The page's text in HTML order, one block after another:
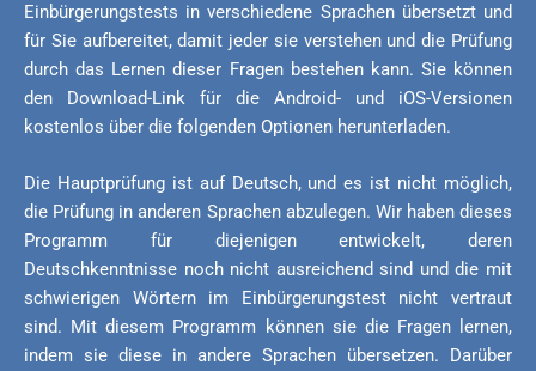
Einbürgerungstests in verschiedene Sprachen übersetzt und
für Sie aufbereitet, damit jeder sie verstehen und die Prüfung
durch das Lernen dieser Fragen bestehen kann. Sie können
den Download-Link für die Android- und iOS-Versionen
kostenlos über die folgenden Optionen herunterladen.
Die Hauptprüfung ist auf Deutsch, und es ist nicht möglich,
die Prüfung in anderen Sprachen abzulegen. Wir haben dieses
Programm für diejenigen entwickelt, deren
Deutschkenntnisse noch nicht ausreichend sind und die mit
schwierigen Wörtern im Einbürgerungstest nicht vertraut
sind. Mit diesem Programm können sie die Fragen lernen,
indem sie diese in andere Sprachen übersetzen. Darüber